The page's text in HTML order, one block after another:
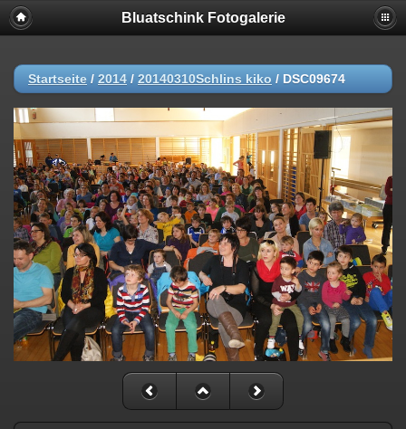
Bluatschink Fotogalerie
Startseite / 2014 / 20140310Schlins kiko / DSC09674